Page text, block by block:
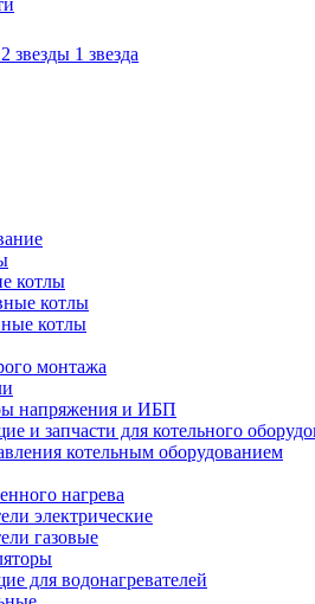
2 звезды 1 звезда
котлы
котлы
котлы
монтажа
напряжения и ИБП
и запчасти для котельного
котельным оборудованием
нагрева
электрические
газовые
для водонагревателей